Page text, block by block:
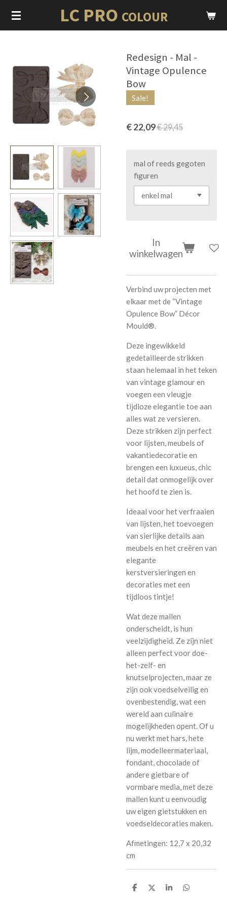
Ga
direct
LC PRO COLOUR
Redesign - Mal -
Vintage Opulence
Bow
Sale!
€ 22,09€ 29,45
mal of reeds gegoten
figuren
In
winkelwagen
Verbind uw projecten met
elkaar met de “Vintage
Opulence Bow” Décor
Mould®.
Deze ingewikkeld
gedetailleerde strikken
staan ​​helemaal in het teken
van vintage glamour en
voegen een vleugje
tijdloze elegantie toe aan
alles wat ze versieren.
Deze strikken zijn perfect
voor lijsten, meubels of
vakantiedecoratie en
brengen een luxueus, chic
detail dat onmogelijk over
het hoofd te zien is.
Ideaal voor het verfraaien
van lijsten, het toevoegen
van sierlijke details aan
meubels en het creëren van
elegante
kerstversieringen en
decoraties met een
tijdloos tintje!
Wat deze mallen
onderscheidt, is hun
veelzijdigheid. Ze zijn niet
alleen perfect voor doe-
het-zelf- en
knutselprojecten, maar ze
zijn ook voedselveilig en
ovenbestendig, wat een
wereld aan culinaire
mogelijkheden opent. Of u
nu werkt met hars, hete
lijm, modelleermateriaal,
fondant, chocolade of
andere gietbare of
vormbare media, met deze
mallen kunt u eenvoudig
uw eigen gietstukken en
voedseldecoraties maken.
Afmetingen: 12,7 x 20,32
cm
D
D
S
D